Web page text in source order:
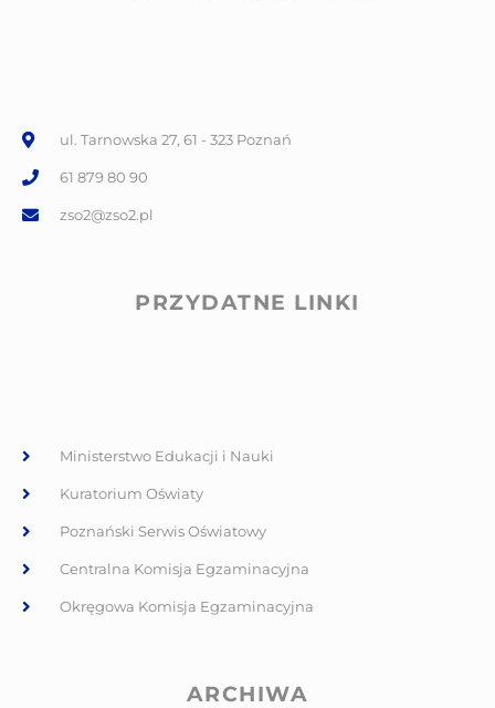
ul. Tarnowska 27, 61 - 323 Poznań
61 879 80 90
zso2@zso2.pl
PRZYDATNE LINKI
Ministerstwo Edukacji i Nauki
Kuratorium Oświaty
Poznański Serwis Oświatowy
Centralna Komisja Egzaminacyjna
Okręgowa Komisja Egzaminacyjna
ARCHIWA